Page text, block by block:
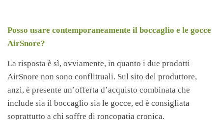
Posso usare contemporaneamente il boccaglio e le gocce
AirSnore?
La risposta è sì, ovviamente, in quanto i due prodotti
AirSnore non sono conflittuali. Sul sito del produttore,
anzi, è presente un’offerta d’acquisto combinata che
include sia il boccaglio sia le gocce, ed è consigliata
soprattutto a chi soffre di roncopatia cronica.